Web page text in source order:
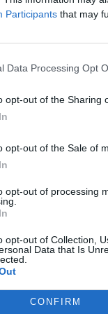
Participants that may
Data Processing Opt
opt-out of the Sharing
opt-out of the Sale of
opt-out of processing
opt-out of Collection,
Data that Is
CONFIRM
nach
und
einnehmen.
Empfängnis
Depression -
Cholesterin
Depression - SSRI